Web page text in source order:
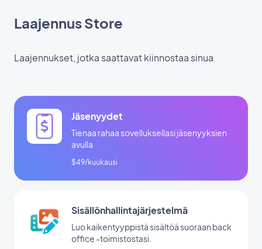
Laajennus Store
Laajennukset, jotka saattavat kiinnostaa sinua
Jäsenyydet
Tienaa rahaa sovelluksellasi jäsenyyksien
avulla
$49/kuukausi
Sisällönhallintajärjestelmä
Luo kaikentyyppistä sisältöä suoraan back
office -toimistostasi.